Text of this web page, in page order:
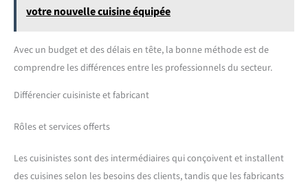
votre nouvelle cuisine équipée
Avec un budget et des délais en tête, la bonne méthode est de
comprendre les différences entre les professionnels du secteur.
Différencier cuisiniste et fabricant
Rôles et services offerts
Les cuisinistes sont des intermédiaires qui conçoivent et installent
des cuisines selon les besoins des clients, tandis que les fabricants